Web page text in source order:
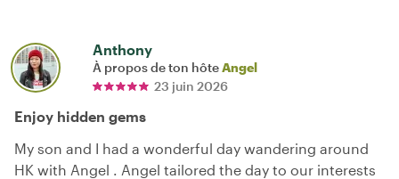
Anthony
À propos de ton hôteAngel
23 juin 2026
Enjoy hidden gems
My son and I had a wonderful day wandering around
HK with Angel . Angel tailored the day to our interests